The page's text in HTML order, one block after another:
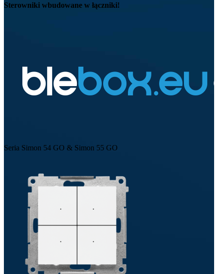
Sterowniki wbudowane w łączniki!
Seria Simon 54 GO & Simon 55 GO